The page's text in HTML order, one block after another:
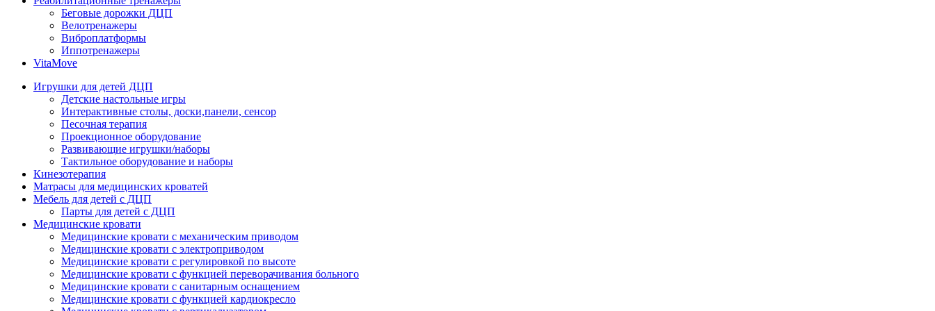
Беговые дорожки ДЦП
Велотренажеры
Виброплатформы
Иппотренажеры
VitaMove
Игрушки для детей ДЦП
Детские настольные игры
Интерактивные столы, доски,панели, сенсор
Песочная терапия
Проекционное оборудование
Развивающие игрушки/наборы
Тактильное оборудование и наборы
Кинезотерапия
Матрасы для медицинских кроватей
Мебель для детей с ДЦП
Парты для детей с ДЦП
Медицинские кровати
Медицинские кровати с механическим приводом
Медицинские кровати с электроприводом
Медицинские кровати с регулировкой по высоте
Медицинские кровати с функцией переворачивания больного
Медицинские кровати с санитарным оснащением
Медицинские кровати с функцией кардиокресло